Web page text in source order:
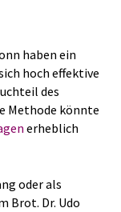
haben ein
hoch effektive
des
Methode könnte
erheblich
oder als
Brot. Dr. Udo